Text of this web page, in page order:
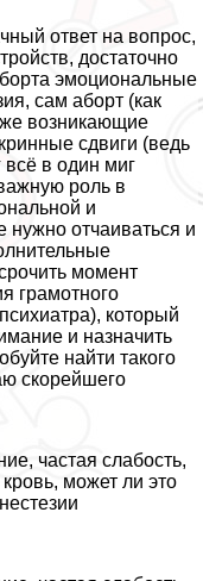
ответ на вопрос,
достаточно
эмоциональные
сам aбopт (как
возникающие
сдвиги (ведь
всё в один миг
роль в
и
нужно отчаиваться и
момент
грамотного
который
и назначить
найти такого
скорейшего
частая слабость,
может ли это